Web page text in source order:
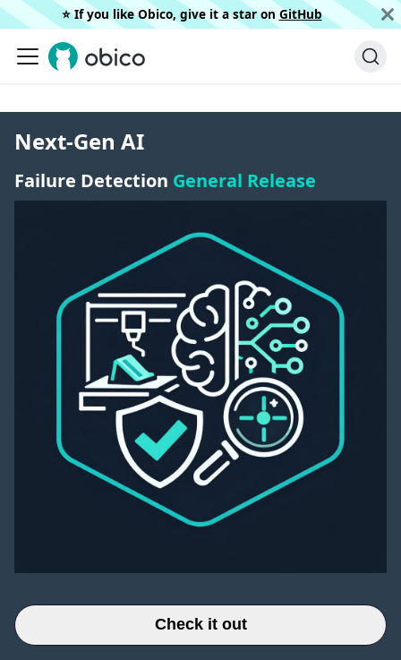
⭐️ If you like Obico, give it a star on GitHub
Next-Gen AI
Failure Detection General Release
Check it out